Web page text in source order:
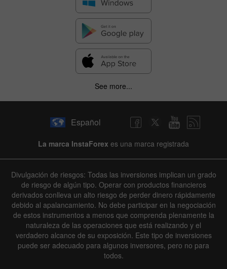
See more...
Español
La marca InstaForex es una marca registrada
Divulgación de riesgos: Todas las inversiones implican un grado
de riesgo de algún tipo. Operar con productos financieros
derivados conlleva un alto riesgo de perder dinero rápidamente
debido al apalancamiento. No debe participar en la negociación
de estos instrumentos a menos que comprenda plenamente la
naturaleza de las operaciones que está realizando y el
verdadero alcance de su exposición. Este tipo de inversiones
puede ser adecuado para algunos inversores, pero no para
todos.